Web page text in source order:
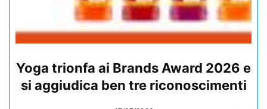
Yoga trionfa ai Brands Award 2026 e
si aggiudica ben tre riconoscimenti